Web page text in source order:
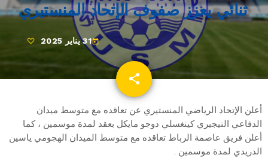
ثنائي يعزز صفوف الإتحاد المنستيري
today31 يناير 2025
share
email
أعلن الإتحاد الرياضي المنستيري عن تعاقده مع متوسط ميدان
الدفاعي النيجيري كينغسلي دوجو مايكل بعقد لمدة موسمين ، كما
أعلن فريق عاصمة الرباط تعاقده مع متوسط الميدان الهجومي ياسين
الدريدي لمدة موسمين .